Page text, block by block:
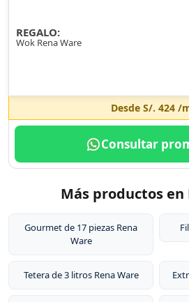
REGALO:
Wok Rena Ware
Desde S/. 424/
Consultar
Más productos en
Gourmet de 17 piezas Rena
Ware
Tetera de 3 litros Rena Ware